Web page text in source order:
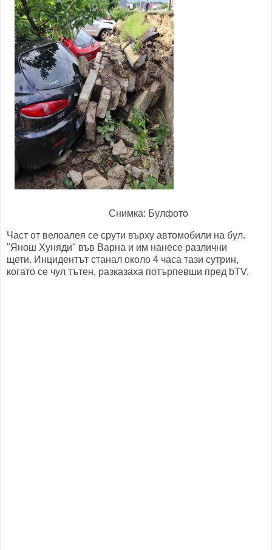
Снимка: Булфото
Част от велоалея се срути върху автомобили на бул.
"Янош Хуняди" във Варна и им нанесе различни
щети. Инцидентът станал около 4 часа тази сутрин,
когато се чул тътен, разказаха потърпевши пред bTV.